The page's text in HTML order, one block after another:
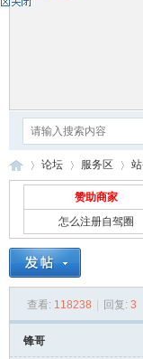
自 »
论坛
›
服务区
›
赞助商家
怎么注册自驾圈
查看: 118238 回复: 3
锋哥